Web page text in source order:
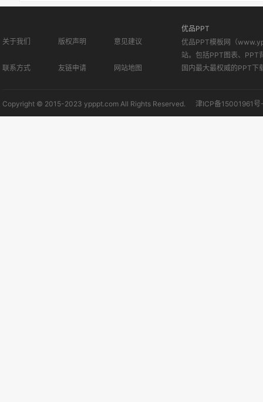
关于我们 版权声明 意见建议
联系方式 友链申请 网站地图
优品PPT
优品PPT模板网（
站。包括PPT图表、PPT
国内最大最权威的PPT下
Copyright © 2015-2023 ypppt.com All Rights Reserved. 津ICP备15001961号